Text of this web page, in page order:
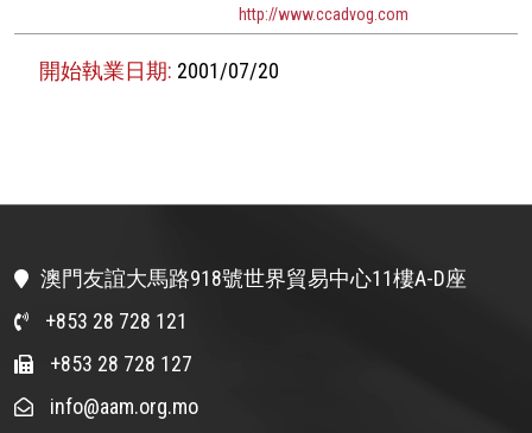
http://www.ccadvog.com
開始執業日期: 2001/07/20
澳門友誼大馬路918號世界貿易中心11樓A-D座
+853 28 728 121
+853 28 728 127
info@aam.org.mo